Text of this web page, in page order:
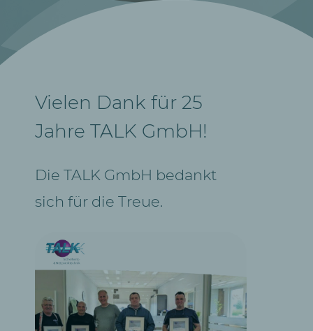
Vielen Dank für 25
Jahre TALK GmbH!
Die TALK GmbH bedankt
sich für die Treue.